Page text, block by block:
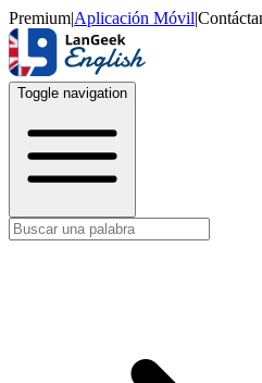
Premium|Aplicación Móvil|
Toggle navigation